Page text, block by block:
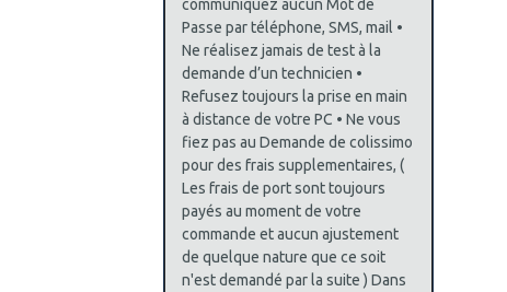
communiquez aucun Mot de
Passe par téléphone, SMS, mail •
Ne réalisez jamais de test à la
demande d’un technicien •
Refusez toujours la prise en main
à distance de votre PC • Ne vous
fiez pas au Demande de colissimo
pour des frais supplementaires, (
Les frais de port sont toujours
payés au moment de votre
commande et aucun ajustement
de quelque nature que ce soit
n'est demandé par la suite ) Dans